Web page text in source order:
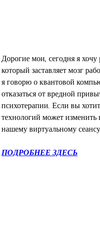
Дорогие мои, сегодня я хочу
который заставляет мозг
я говорю о квантовой
отказаться от вредной
психотерапии. Если вы
технологий может изменить
нашему виртуальному
ПОДРОБНЕЕ ЗДЕСЬ